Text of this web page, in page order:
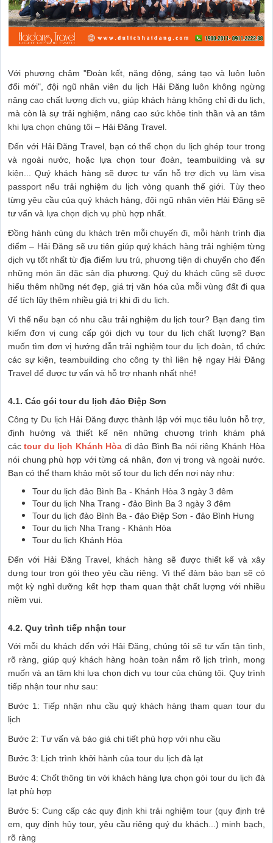
Với phương châm "Đoàn kết, năng động, sáng tạo và luôn luôn
đổi mới", đội ngũ nhân viên du lịch Hải Đăng luôn không ngừng
nâng cao chất lượng dịch vụ, giúp khách hàng không chỉ đi du lịch,
mà còn là sự trải nghiệm, nâng cao sức khỏe tinh thần và an tâm
khi lựa chọn chúng tôi – Hải Đăng Travel.
Đến với Hải Đăng Travel, bạn có thể chọn du lịch ghép tour trong
và ngoài nước, hoặc lựa chọn tour đoàn, teambuilding và sự
kiện... Quý khách hàng sẽ được tư vấn hỗ trợ dịch vụ làm visa
passport nếu trải nghiệm du lịch vòng quanh thế giới. Tùy theo
từng yêu cầu của quý khách hàng, đội ngũ nhân viên Hải Đăng sẽ
tư vấn và lựa chọn dịch vụ phù hợp nhất.
Đồng hành cùng du khách trên mỗi chuyến đi, mỗi hành trình địa
điểm – Hải Đăng sẽ ưu tiên giúp quý khách hàng trải nghiệm từng
dịch vụ tốt nhất từ địa điểm lưu trú, phương tiện di chuyển cho đến
những món ăn đặc sản địa phương. Quý du khách cũng sẽ được
hiểu thêm những nét đẹp, giá trị văn hóa của mỗi vùng đất đi qua
để tích lũy thêm nhiều giá trị khi đi du lịch.
Vì thế nếu bạn có nhu cầu trải nghiệm du lịch tour? Bạn đang tìm
kiếm đơn vị cung cấp gói dịch vụ tour du lịch chất lượng? Bạn
muốn tìm đơn vị hướng dẫn trải nghiệm tour du lịch đoàn, tổ chức
các sự kiện, teambuilding cho công ty thì liên hệ ngay Hải Đăng
Travel để được tư vấn và hỗ trợ nhanh nhất nhé!
4.1. Các gói tour du lịch đảo Điệp Sơn
Công ty Du lịch Hải Đăng được thành lập với mục tiêu luôn hỗ trợ,
định hướng và thiết kế nên những chương trình khám phá
cáctour du lịch Khánh Hòa đi đảo Bình Ba nói riêng Khánh Hòa
nói chung phù hợp với từng cá nhân, đơn vị trong và ngoài nước.
Bạn có thể tham khảo một số tour du lịch đến nơi này như:
Tour du lịch đảo Bình Ba - Khánh Hòa 3 ngày 3 đêm
Tour du lịch Nha Trang - đảo Bình Ba 3 ngày 3 đêm
Tour du lịch đảo Bình Ba - đảo Điệp Sơn - đảo Bình Hưng
Tour du lịch Nha Trang - Khánh Hòa
Tour du lịch Khánh Hòa
Đến với Hải Đăng Travel, khách hàng sẽ được thiết kế và xây
dựng tour trọn gói theo yêu cầu riêng. Vì thế đảm bảo bạn sẽ có
một kỳ nghỉ dưỡng kết hợp tham quan thật chất lượng với nhiều
niềm vui.
4.2. Quy trình tiếp nhận tour
Với mỗi du khách đến với Hải Đăng, chúng tôi sẽ tư vấn tận tình,
rõ ràng, giúp quý khách hàng hoàn toàn nắm rõ lịch trình, mong
muốn và an tâm khi lựa chọn dịch vụ tour của chúng tôi. Quy trình
tiếp nhận tour như sau:
Bước 1: Tiếp nhận nhu cầu quý khách hàng tham quan tour du
lịch
Bước 2: Tư vấn và báo giá chi tiết phù hợp với nhu cầu
Bước 3: Lịch trình khởi hành của tour du lịch đà lạt
Bước 4: Chốt thông tin với khách hàng lựa chọn gói tour du lịch đà
lạt phù hợp
Bước 5: Cung cấp các quy định khi trải nghiệm tour (quy định trẻ
em, quy định hủy tour, yêu cầu riêng quý du khách...) minh bạch,
rõ ràng